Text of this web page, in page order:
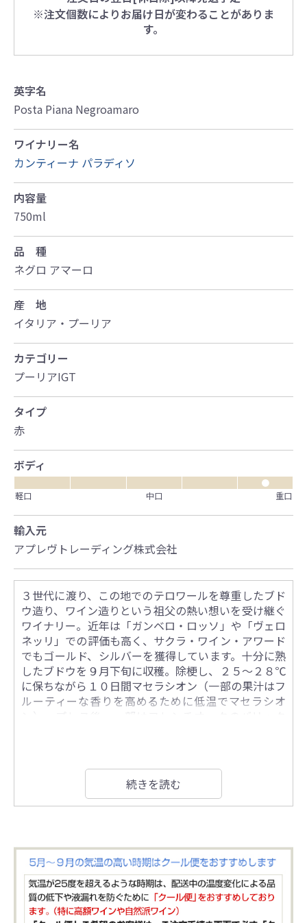
※注文個数によりお届け日が変わることがありま
す。
英字名
Posta Piana Negroamaro
ワイナリー名
カンティーナ パラディソ
内容量
750ml
品 種
ネグロ アマーロ
産 地
イタリア・プーリア
カテゴリー
プーリアIGT
タイプ
赤
ボディ
●
軽口
中口 重口
輸入元
アプレヴトレーディング株式会社
３世代に渡り、この地でのテロワールを尊重したブド
ウ造り、ワイン造りという祖父の熱い想いを受け継ぐ
ワイナリー。近年は「ガンベロ・ロッソ」や「ヴェロ
ネッリ」での評価も高く、サクラ・ワイン・アワード
でもゴールド、シルバーを獲得しています。十分に熟
したブドウを９月下旬に収穫。除梗し、２５～２８℃
に保ちながら１０日間マセラシオン（一部の果汁はフ
ルーティーな香りを高めるために低温でマセラシオ
ン）。プレス後、一部はフレンチオークのバリック
続きを読む